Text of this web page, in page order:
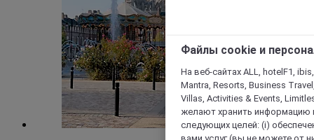
Файлы cookie и
На веб-сайтах ALL, hotelF1,
Mantra, Resorts, Business
Villas, Activities & Events,
желают хранить информацию
следующих целей: (i)
вами услуг (вы не можете от